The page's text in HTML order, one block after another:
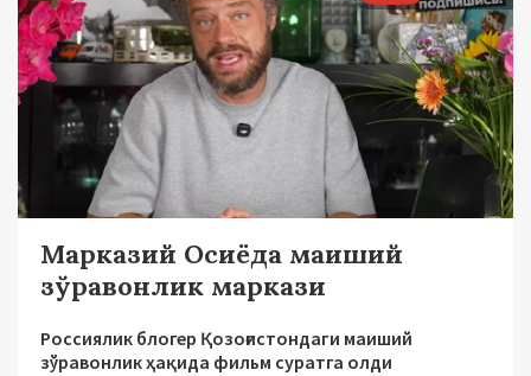
Марказий Осиёда маиший
зўравонлик маркази
Россиялик блогер Қозоғистондаги маиший
зўравонлик ҳақида фильм суратга олди